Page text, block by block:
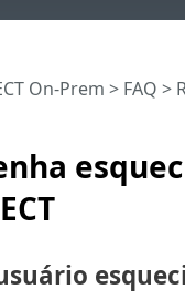
On-Prem > FAQ >